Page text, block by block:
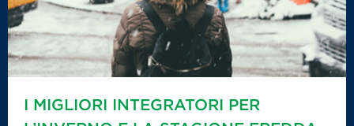
I MIGLIORI INTEGRATORI PER